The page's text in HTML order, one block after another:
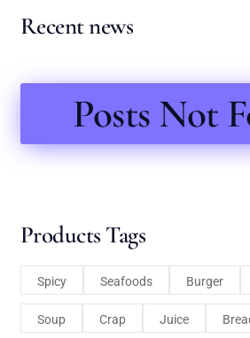
Recent news
Posts Not
Products Tags
Spicy Seafoods Burger
Soup Crap Juice